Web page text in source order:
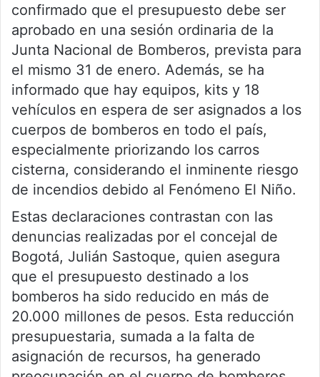
confirmado que el presupuesto debe ser
aprobado en una sesión ordinaria de la
Junta Nacional de Bomberos, prevista para
el mismo 31 de enero. Además, se ha
informado que hay equipos, kits y 18
vehículos en espera de ser asignados a los
cuerpos de bomberos en todo el país,
especialmente priorizando los carros
cisterna, considerando el inminente riesgo
de incendios debido al Fenómeno El Niño.
Estas declaraciones contrastan con las
denuncias realizadas por el concejal de
Bogotá, Julián Sastoque, quien asegura
que el presupuesto destinado a los
bomberos ha sido reducido en más de
20.000 millones de pesos. Esta reducción
presupuestaria, sumada a la falta de
asignación de recursos, ha generado